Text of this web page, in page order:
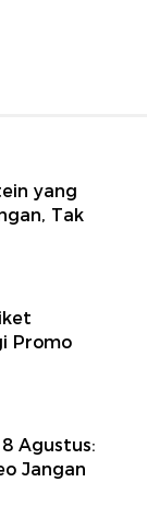
yang
Tak
Promo
Agustus:
Jangan